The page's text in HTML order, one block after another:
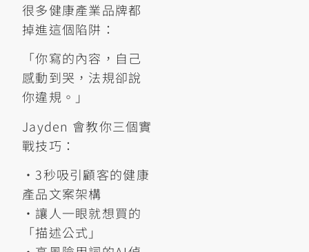
很多健康產業品牌都
掉進這個陷阱：
「你寫的內容，自己
感動到哭，法規卻說
你違規。」
Jayden 會教你三個實
戰技巧：
•3秒吸引顧客的健康
產品文案架構
•讓人一眼就想買的
「描述公式」